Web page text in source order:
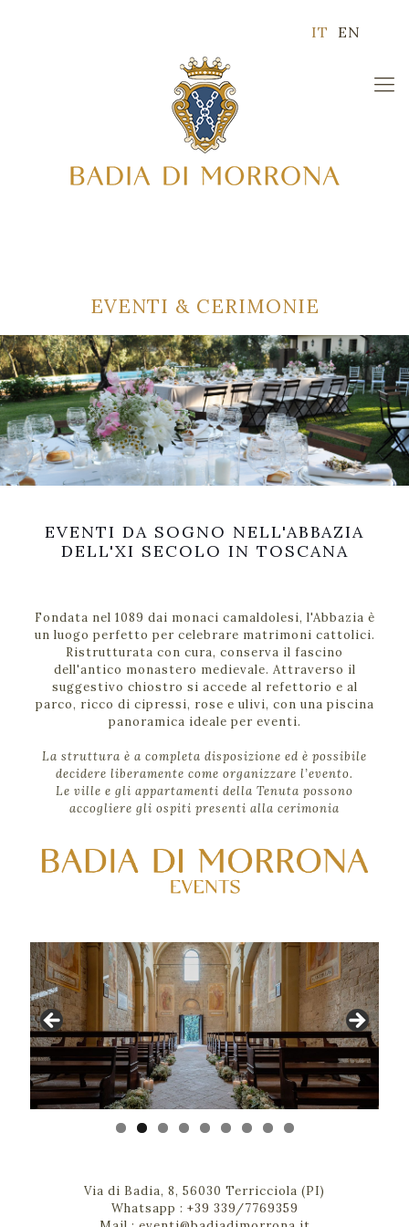
IT EN
EVENTI & CERIMONIE
EVENTI DA SOGNO NELL'ABBAZIA
DELL'XI SECOLO IN TOSCANA
Fondata nel 1089 dai monaci camaldolesi, l'Abbazia è
un luogo perfetto per celebrare matrimoni cattolici.
Ristrutturata con cura, conserva il fascino
dell'antico monastero medievale. Attraverso il
suggestivo chiostro si accede al refettorio e al
parco, ricco di cipressi, rose e ulivi, con una piscina
panoramica ideale per eventi.
La struttura è a completa disposizione ed è possibile
decidere liberamente come organizzare l’evento.
Le ville e gli appartamenti della Tenuta possono
accogliere gli ospiti presenti alla cerimonia
Via di Badia, 8, 56030 Terricciola (PI)
Whatsapp : +39 339/7769359